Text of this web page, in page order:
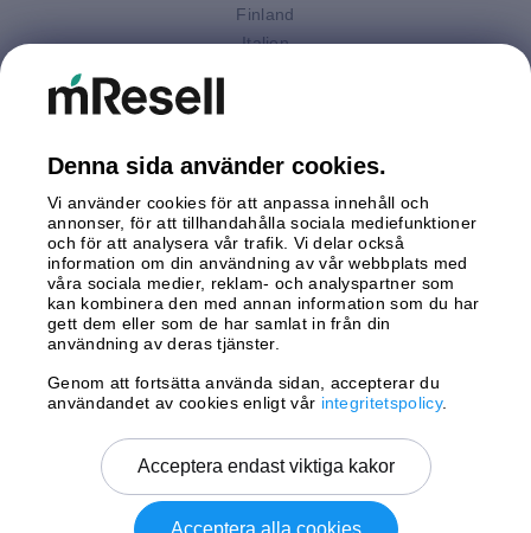
Finland
Italien
Storbritannien
Tyskland
Österrike
Betalningar
Leverans av
Denna sida använder cookies.
Vi använder cookies för att anpassa innehåll och
annonser, för att tillhandahålla sociala mediefunktioner
och för att analysera vår trafik. Vi delar också
information om din användning av vår webbplats med
våra sociala medier, reklam- och analyspartner som
kan kombinera den med annan information som du har
gett dem eller som de har samlat in från din
användning av deras tjänster.
Genom att fortsätta använda sidan, accepterar du
användandet av cookies enligt vår integritetspolicy.
Acceptera endast viktiga kakor
Acceptera alla cookies